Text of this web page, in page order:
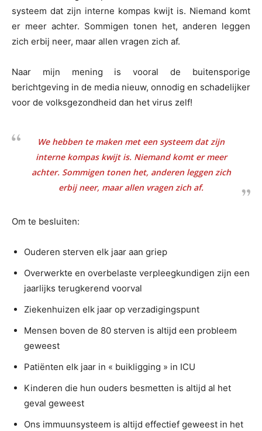
systeem dat zijn interne kompas kwijt is. Niemand komt
er meer achter. Sommigen tonen het, anderen leggen
zich erbij neer, maar allen vragen zich af.
Naar mijn mening is vooral de buitensporige
berichtgeving in de media nieuw, onnodig en schadelijker
voor de volksgezondheid dan het virus zelf!
We hebben te maken met een systeem dat zijn
interne kompas kwijt is. Niemand komt er meer
achter. Sommigen tonen het, anderen leggen zich
erbij neer, maar allen vragen zich af.
Om te besluiten:
Ouderen sterven elk jaar aan griep
Overwerkte en overbelaste verpleegkundigen zijn een
jaarlijks terugkerend voorval
Ziekenhuizen elk jaar op verzadigingspunt
Mensen boven de 80 sterven is altijd een probleem
geweest
Patiënten elk jaar in « buikligging » in ICU
Kinderen die hun ouders besmetten is altijd al het
geval geweest
Ons immuunsysteem is altijd effectief geweest in het